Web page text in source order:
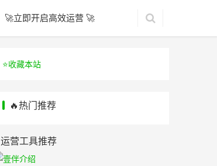
🚀立即开启高效运营 🚀
⭐️收藏本站
🔥热门推荐
运营工具推荐